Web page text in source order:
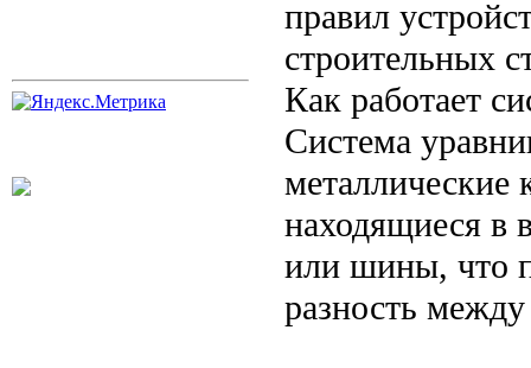
правил
строительных
Как работает
Система
металлические
находящиеся в
или шины, что
разность